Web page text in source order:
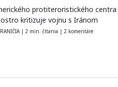
protiteroristického centra
kritizuje vojnu s Iránom
| 2 min. čítania | 2 komentáre